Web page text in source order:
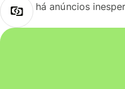
há anúncios